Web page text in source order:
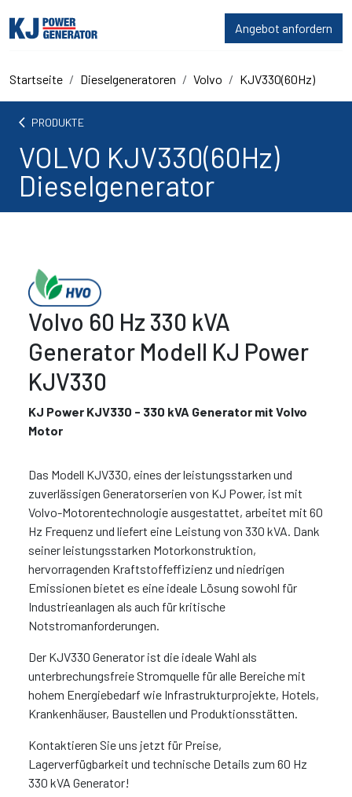
Angebot anfordern
Startseite Dieselgeneratoren Volvo KJV330(60Hz)
arrow_back_ios PRODUKTE
VOLVO KJV330(60Hz)
Dieselgenerator
Volvo 60 Hz 330 kVA
Generator Modell KJ Power
KJV330
KJ Power KJV330 - 330 kVA Generator mit Volvo
Motor
Das Modell KJV330, eines der leistungsstarken und
zuverlässigen Generatorserien von KJ Power, ist mit
Volvo-Motorentechnologie ausgestattet, arbeitet mit 60
Hz Frequenz und liefert eine Leistung von 330 kVA. Dank
seiner leistungsstarken Motorkonstruktion,
hervorragenden Kraftstoffeffizienz und niedrigen
Emissionen bietet es eine ideale Lösung sowohl für
Industrieanlagen als auch für kritische
Notstromanforderungen.
Der KJV330 Generator ist die ideale Wahl als
unterbrechungsfreie Stromquelle für alle Bereiche mit
hohem Energiebedarf wie Infrastrukturprojekte, Hotels,
Krankenhäuser, Baustellen und Produktionsstätten.
Kontaktieren Sie uns jetzt für Preise,
Lagerverfügbarkeit und technische Details zum 60 Hz
330 kVA Generator!